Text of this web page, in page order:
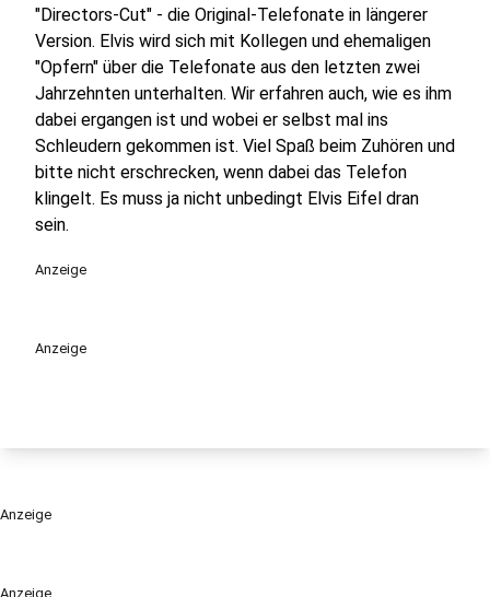
Anzeige
"Directors-Cut" - die Original-Telefonate in längerer
Version. Elvis wird sich mit Kollegen und ehemaligen
"Opfern" über die Telefonate aus den letzten zwei
Jahrzehnten unterhalten. Wir erfahren auch, wie es ihm
dabei ergangen ist und wobei er selbst mal ins
Schleudern gekommen ist. Viel Spaß beim Zuhören und
bitte nicht erschrecken, wenn dabei das Telefon
klingelt. Es muss ja nicht unbedingt Elvis Eifel dran
sein.
Anzeige
Anzeige
Anzeige